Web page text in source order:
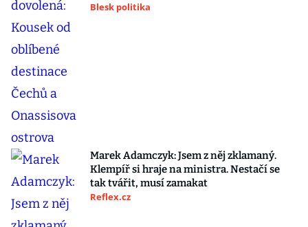
Blesk politika
Marek Adamczyk: Jsem z něj zklamaný.
Klempíř si hraje na ministra. Nestačí se
tak tvářit, musí zamakat
Reflex.cz